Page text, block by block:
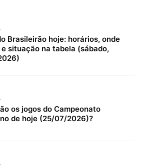
Brasileirão hoje: horários, onde
situação na tabela (sábado,
os jogos do Campeonato
de hoje (25/07/2026)?